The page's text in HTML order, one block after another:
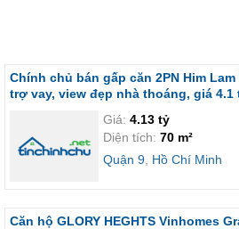
Chính chủ bán gấp căn 2PN Him
trợ vay, view đẹp nhà thoáng, giá 4.1
Giá: 4.13 tỷ
Diện tích: 70 m²
Quận 9 Hồ Chí Minh
Căn hộ GLORY HEGHTS Vinhomes